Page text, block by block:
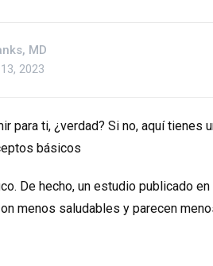
MD
2023
para ti, ¿verdad? Si no, aquí tienes
básicos
De hecho, un estudio publicado
menos saludables y parecen